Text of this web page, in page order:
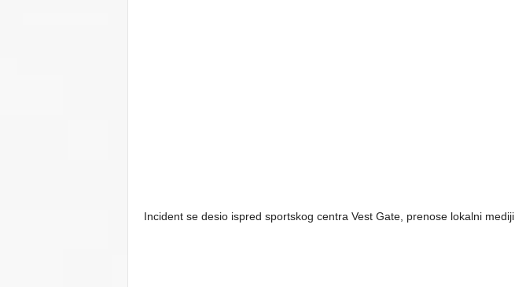
Incident se desio ispred sportskog centra Vest Gate, prenose lokalni mediji.